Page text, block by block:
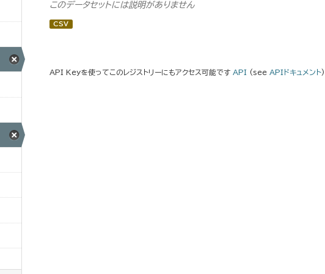
このデータセットには説明がありません
CSV
API Keyを使ってこのレジストリーにもアクセス可能です API (see APIドキュメント).